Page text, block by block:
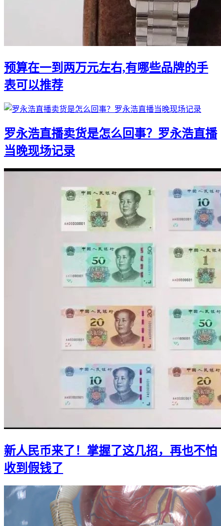
预算在一到两万元左右,有哪些品牌的手
表可以推荐
罗永浩直播卖货是怎么回事？罗永浩直播
当晚现场记录
新人民币来了！掌握了这几招，再也不怕
收到假钱了